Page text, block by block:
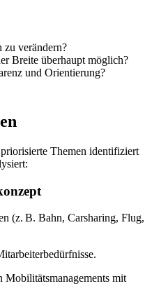
verändern?
Breite überhaupt möglich?
und Orientierung?
Themen identifiziert
(z. B. Bahn, Carsharing, Flug,
Mobilitätsmanagements mit